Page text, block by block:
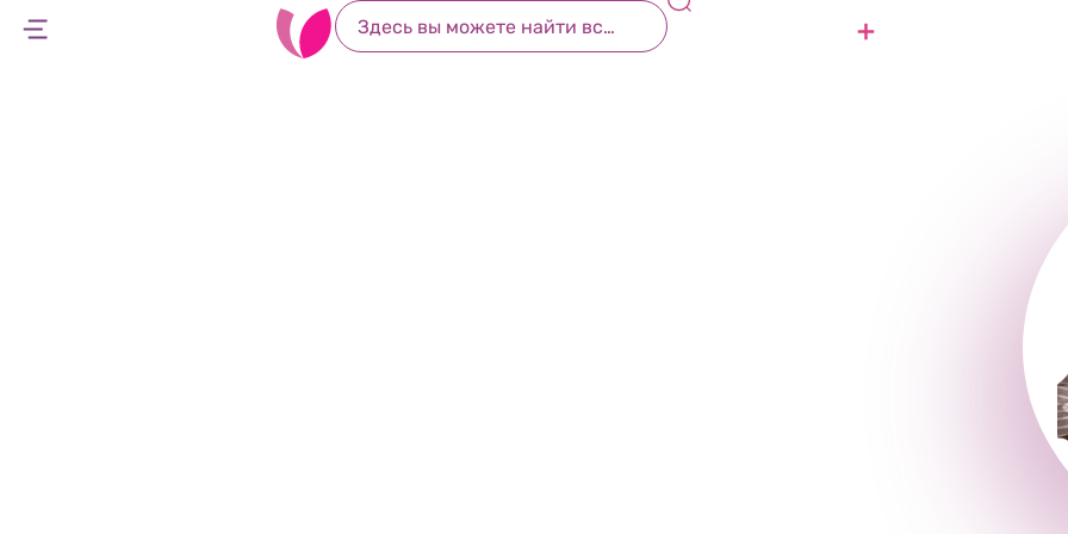
Леумит Кесеф и Захав